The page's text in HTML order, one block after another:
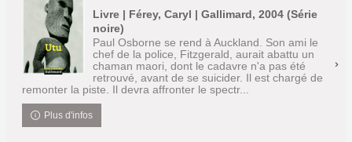
Livre | Férey, Caryl | Gallimard, 2004 (Série
noire)
Paul Osborne se rend à Auckland. Son ami le
chef de la police, Fitzgerald, aurait abattu un
chaman maori, dont le cadavre n'a pas été
retrouvé, avant de se suicider. Il est chargé de
remonter la piste. Il devra affronter le spectr...
Plus d'infos